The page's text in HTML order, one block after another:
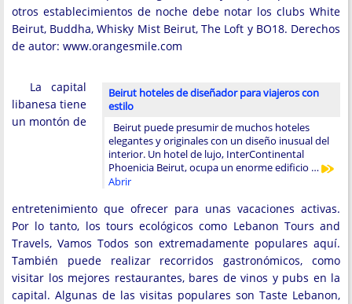
otros establecimientos de noche debe notar los clubs White
Beirut, Buddha, Whisky Mist Beirut, The Loft y BO18. Derechos
de autor: www.orangesmile.com
Beirut hoteles de diseñador para viajeros con
estilo
Beirut puede presumir de muchos hoteles
elegantes y originales con un diseño inusual del
interior. Un hotel de lujo, InterContinental
Phoenicia Beirut, ocupa un enorme edificio …
Abrir
La capital
libanesa tiene
un montón de
entretenimiento que ofrecer para unas vacaciones activas.
Por lo tanto, los tours ecológicos como Lebanon Tours and
Travels, Vamos Todos son extremadamente populares aquí.
También puede realizar recorridos gastronómicos, como
visitar los mejores restaurantes, bares de vinos y pubs en la
capital. Algunas de las visitas populares son Taste Lebanon,